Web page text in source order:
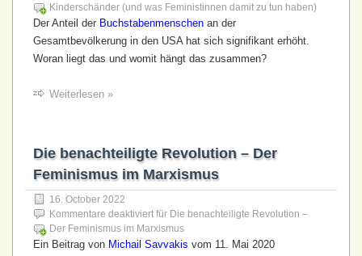
Kinderschänder (und was Feministinnen damit zu tun haben)
Der Anteil der Buchstabenmenschen an der
Gesamtbevölkerung in den USA hat sich signifikant erhöht.
Woran liegt das und womit hängt das zusammen?
Weiterlesen »
Die benachteiligte Revolution – Der
Feminismus im Marxismus
16. October 2022
Kommentare deaktiviert für Die benachteiligte Revolution –
Der Feminismus im Marxismus
Ein Beitrag von Michail Savvakis vom 11. Mai 2020